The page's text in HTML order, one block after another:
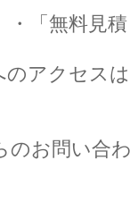
「無料見
アクセス
のお問い合